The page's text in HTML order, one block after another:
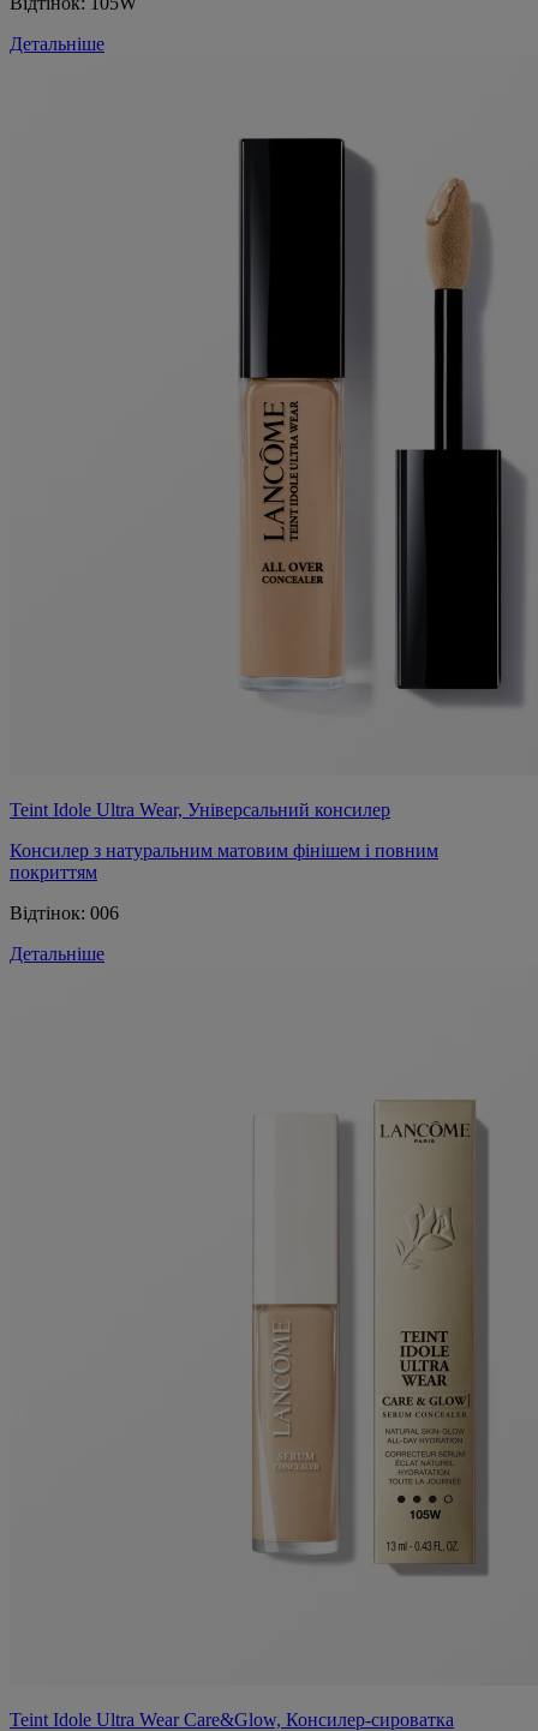
Детальніше
Teint Idole Ultra Wear, Універсальний консилер
Консилер з натуральним матовим фінішем і повним
покриттям
Відтінок: 006
Детальніше
Teint Idole Ultra Wear Care&Glow, Консилер-сироватка